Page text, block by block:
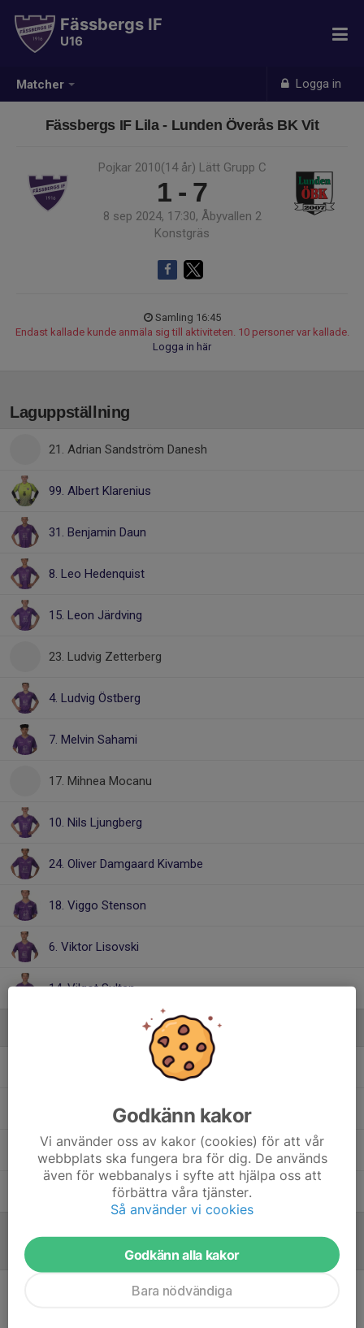
Matcher Logga in
Fässbergs IF
U16
Fässbergs IF Lila - Lunden Överås BK Vit
Pojkar 2010(14 år) Lätt Grupp C
1 - 7
8 sep 2024, 17:30, Åbyvallen 2
Konstgräs
Samling 16:45
Endast kallade kunde anmäla sig till aktiviteten. 10 personer var kallade.
Logga in här
Laguppställning
21. Adrian Sandström Danesh
99. Albert Klarenius
31. Benjamin Daun
8. Leo Hedenquist
15. Leon Järdving
23. Ludvig Zetterberg
4. Ludvig Östberg
7. Melvin Sahami
17. Mihnea Mocanu
10. Nils Ljungberg
24. Oliver Damgaard Kivambe
18. Viggo Stenson
6. Viktor Lisovski
14. Vilgot Sultan
ledare
Assisterande tränare
Mattias Lisovski Assisterande tränare
Lagledare
Referat
Godkänn kakor
Vi använder oss av kakor (cookies) för att vår
webbplats ska fungera bra för dig. De används
även för webbanalys i syfte att hjälpa oss att
förbättra våra tjänster.
Så använder vi cookies
Godkänn alla kakor
Bara nödvändiga